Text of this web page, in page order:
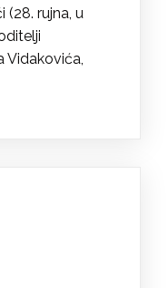
(28. rujna, u